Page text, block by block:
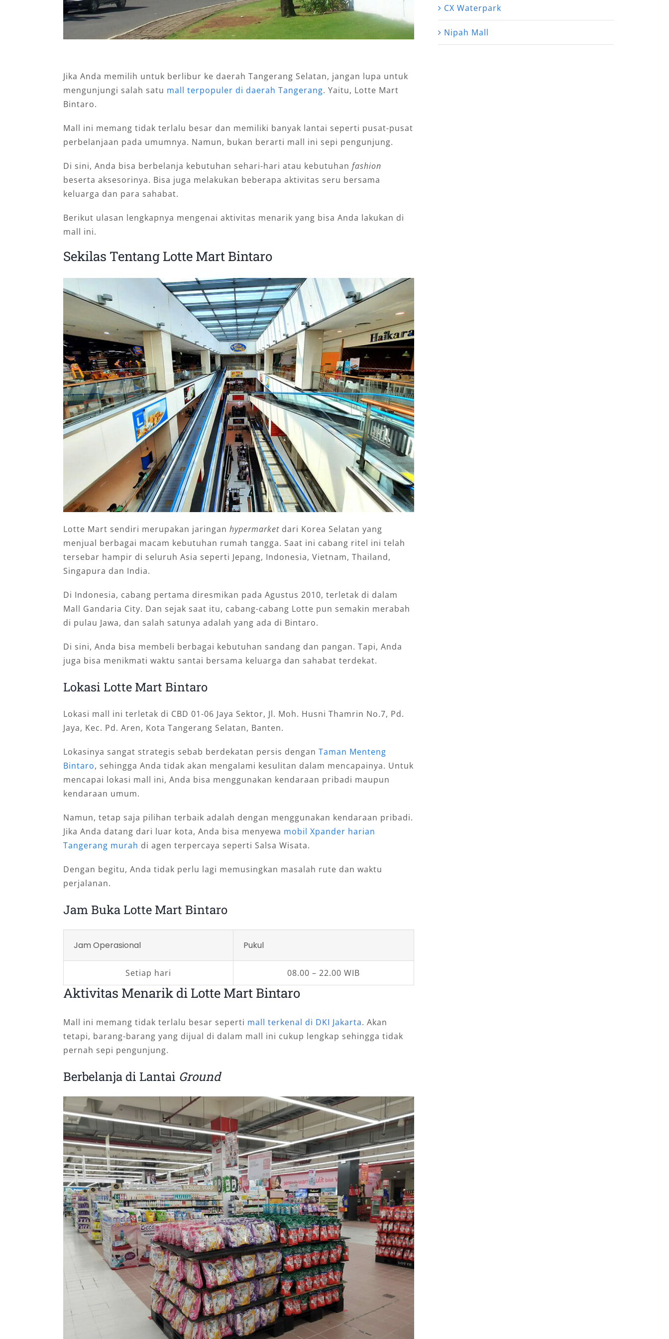
Jika Anda memilih untuk berlibur ke daerah Tangerang Selatan, jangan lupa untuk
mengunjungi salah satu mall terpopuler di daerah Tangerang. Yaitu, Lotte Mart
Bintaro.
Mall ini memang tidak terlalu besar dan memiliki banyak lantai seperti pusat-pusat
perbelanjaan pada umumnya. Namun, bukan berarti mall ini sepi pengunjung.
Di sini, Anda bisa berbelanja kebutuhan sehari-hari atau kebutuhan fashion
beserta aksesorinya. Bisa juga melakukan beberapa aktivitas seru bersama
keluarga dan para sahabat.
Berikut ulasan lengkapnya mengenai aktivitas menarik yang bisa Anda lakukan di
mall ini.
Sekilas Tentang Lotte Mart Bintaro
Lotte Mart sendiri merupakan jaringan hypermarket dari Korea Selatan yang
menjual berbagai macam kebutuhan rumah tangga. Saat ini cabang ritel ini telah
tersebar hampir di seluruh Asia seperti Jepang, Indonesia, Vietnam, Thailand,
Singapura dan India.
Di Indonesia, cabang pertama diresmikan pada Agustus 2010, terletak di dalam
Mall Gandaria City. Dan sejak saat itu, cabang-cabang Lotte pun semakin merabah
di pulau Jawa, dan salah satunya adalah yang ada di Bintaro.
Di sini, Anda bisa membeli berbagai kebutuhan sandang dan pangan. Tapi, Anda
juga bisa menikmati waktu santai bersama keluarga dan sahabat terdekat.
Lokasi Lotte Mart Bintaro
Lokasi mall ini terletak di CBD 01-06 Jaya Sektor, Jl. Moh. Husni Thamrin No.7, Pd.
Jaya, Kec. Pd. Aren, Kota Tangerang Selatan, Banten.
Lokasinya sangat strategis sebab berdekatan persis dengan Taman Menteng
Bintaro, sehingga Anda tidak akan mengalami kesulitan dalam mencapainya. Untuk
mencapai lokasi mall ini, Anda bisa menggunakan kendaraan pribadi maupun
kendaraan umum.
Namun, tetap saja pilihan terbaik adalah dengan menggunakan kendaraan pribadi.
Jika Anda datang dari luar kota, Anda bisa menyewa mobil Xpander harian
Tangerang murah di agen terpercaya seperti Salsa Wisata.
Dengan begitu, Anda tidak perlu lagi memusingkan masalah rute dan waktu
perjalanan.
Jam Buka Lotte Mart Bintaro
Jam Operasional Pukul
Setiap hari 08.00 – 22.00 WIB
Aktivitas Menarik di Lotte Mart Bintaro
Mall ini memang tidak terlalu besar seperti mall terkenal di DKI Jakarta. Akan
tetapi, barang-barang yang dijual di dalam mall ini cukup lengkap sehingga tidak
pernah sepi pengunjung.
Berbelanja di Lantai Ground
CX Waterpark
Nipah Mall